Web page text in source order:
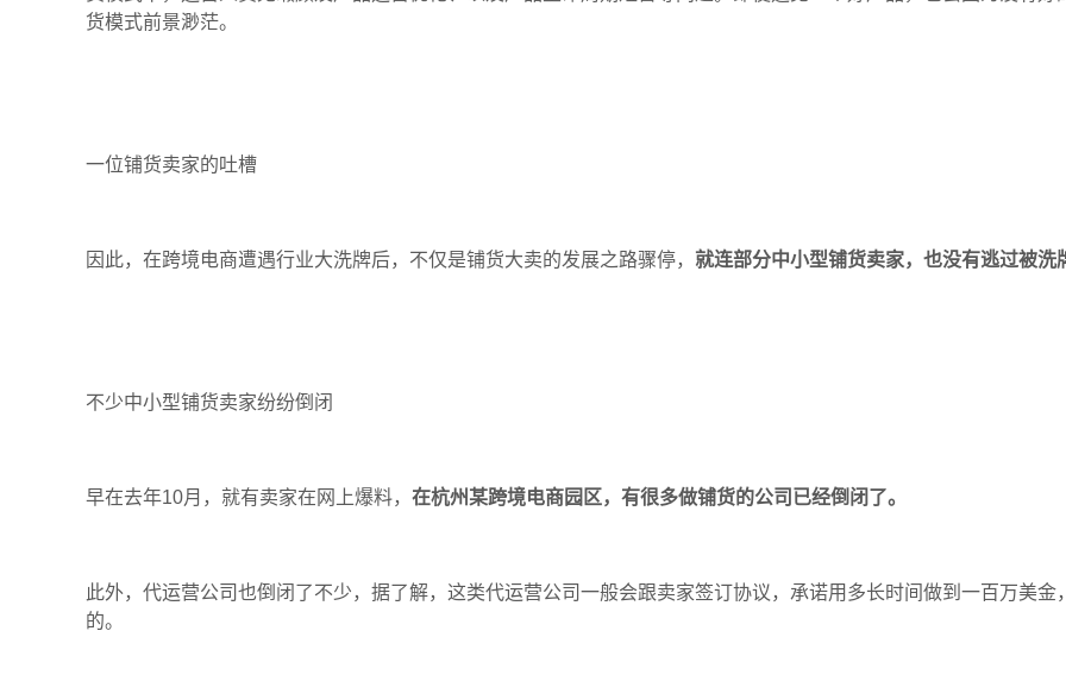
货模式前景渺茫。
一位铺货卖家的吐槽
因此， 在跨境电商遭遇行业大洗牌后，不仅是铺货大卖的发展之路骤停， 就连部分中小型铺货卖家， 也没有逃过被洗
不少中小型铺货卖家纷纷倒闭
早在去年10月 ， 就有卖家在网上爆料， 在杭州某跨境电商园区，有很多做铺货的公司 已经倒闭了。
此外，代运营公司也倒闭了不少，据了解，这类代运营公司一般会跟卖家签订协议，承诺用多长时间做到一百万美
的。